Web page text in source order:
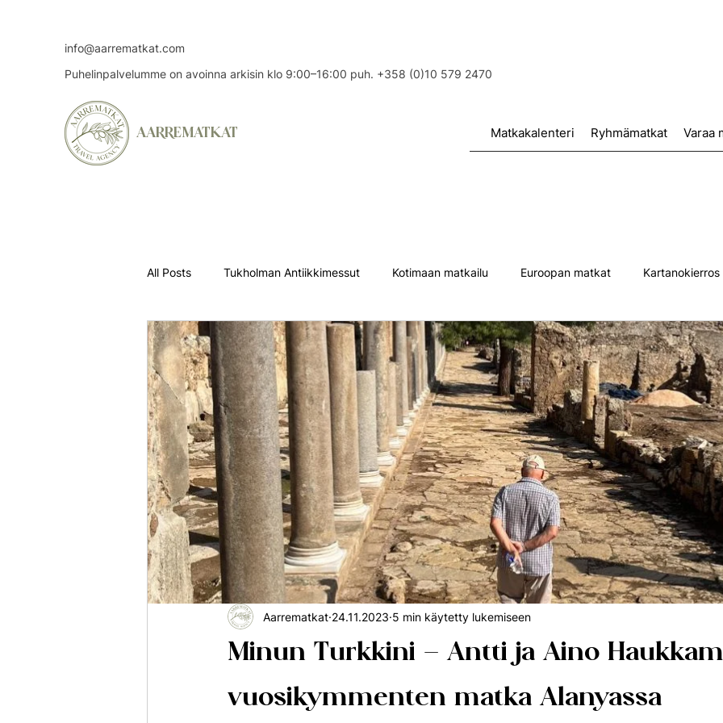
info@aarrematkat.com
Puhelinpalvelumme on avoinna arkisin klo 9:00–16:00 puh. +358 (0)10 579 2470
AARREMATKAT Matkakalenteri Ryhmämatkat Varaa
All Posts Tukholman Antiikkimessut Kotimaan matkailu Euroopan matkat Kartanokierros
Puola Teatterimatkat Uutisia Yksin matkustaminen Pinnalla Ruotsi
Ghana Afrikka Slovenia Tapahtumat Vintage OmaLoma Taide
Minun Turkkini – Antti ja Aino
vuosikymmenten matka Alanyassa
Aarrematkat 24.11.2023 5 min käytetty lukemiseen